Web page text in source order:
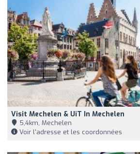
Visit Mechelen & UiT In Mechelen
5,4km, Mechelen
Voir l'adresse et les coordonnées